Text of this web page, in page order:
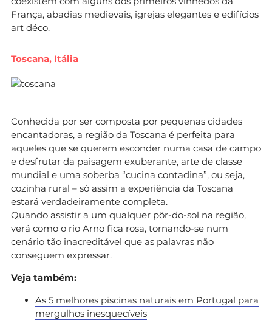
França, abadias medievais, igrejas elegantes e edifícios
art déco.
Toscana, Itália
Conhecida por ser composta por pequenas cidades
encantadoras, a região da Toscana é perfeita para
aqueles que se querem esconder numa casa de campo
e desfrutar da paisagem exuberante, arte de classe
mundial e uma soberba “cucina contadina”, ou seja,
cozinha rural – só assim a experiência da Toscana
estará verdadeiramente completa.
Quando assistir a um qualquer pôr-do-sol na região,
verá como o rio Arno fica rosa, tornando-se num
cenário tão inacreditável que as palavras não
conseguem expressar.
Veja também:
As 5 melhores piscinas naturais em Portugal para
mergulhos inesquecíveis